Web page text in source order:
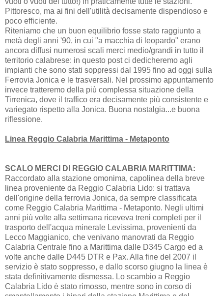
Pittoresco, ma ai fini dell'utilità decisamente dispendioso e
poco efficiente.
Riteniamo che un buon equilibrio fosse stato raggiunto a
metà degli anni '90, in cui "a macchia di leopardo" erano
ancora diffusi numerosi scali merci medio/grandi in tutto il
territorio calabrese: in questo post ci dedicheremo agli
impianti che sono stati soppressi dal 1995 fino ad oggi sulla
Ferrovia Jonica e le trasversali. Nel prossimo appuntamento
invece tratteremo della più complessa situazione della
Tirrenica, dove il traffico era decisamente più consistente e
variegato rispetto alla Jonica. Buona nostalgia...e buona
riflessione.
Linea Reggio Calabria Marittima - Metaponto
SCALO MERCI DI REGGIO CALABRIA MARITTIMA:
Raccordato alla stazione omonima, capolinea della breve
linea proveniente da Reggio Calabria Lido: si trattava
dell'origine della ferrovia Jonica, da sempre classificata
come Reggio Calabria Marittima - Metaponto. Negli ultimi
anni più volte alla settimana riceveva treni completi per il
trasporto dell'acqua minerale Levissima, provenienti da
Lecco Maggianico, che venivano manovrati da Reggio
Calabria Centrale fino a Marittima dalle D345 Cargo ed a
volte anche dalle D445 DTR e Pax. Alla fine del 2007 il
servizio è stato soppresso, e dallo scorso giugno la linea è
stata definitivamente dismessa. Lo scambio a Reggio
Calabria Lido è stato rimosso, mentre sono in corso di